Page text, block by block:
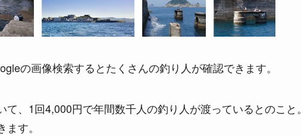
の画像検索するとたくさんの釣り人が確認できます。
、1回4,000円で年間数千人の釣り人が渡っているとのこと。
す。